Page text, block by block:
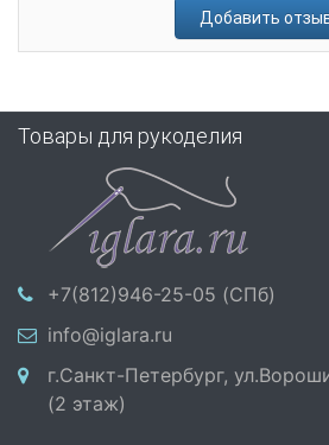
Добавить
Товары для рукоделия
+7(812)946-25-05 (СПб)
info@iglara.ru
г.Санкт-Петербург,
(2 этаж)